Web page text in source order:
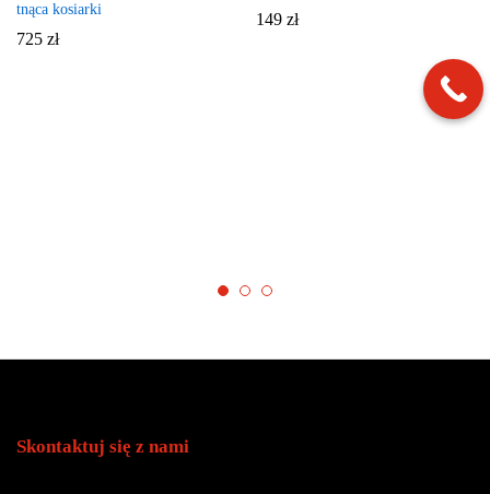
tnąca kosiarki
725 zł
149 zł
Skontaktuj się z nami